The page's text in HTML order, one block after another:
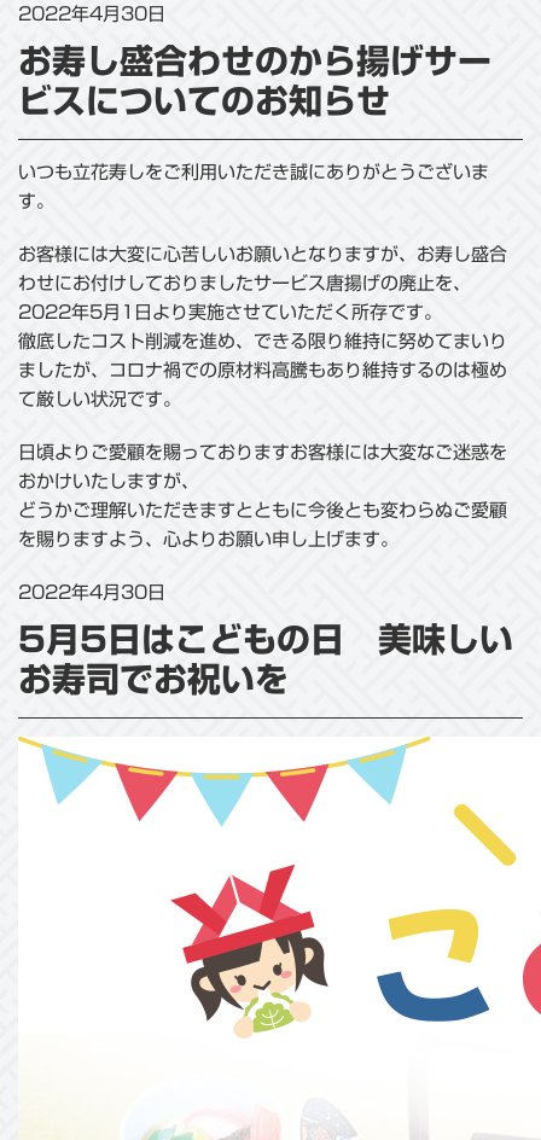
2022年4月30日
お寿し盛合わせのから揚げサー
ビスについてのお知らせ
いつも立花寿しをご利用いただき誠にありがとうございま
す。
お客様には大変に心苦しいお願いとなりますが、お寿し盛合
わせにお付けしておりましたサービス唐揚げの廃止を、
2022年5月1日より実施させていただく所存です。
徹底したコスト削減を進め、できる限り維持に努めてまいり
ましたが、コロナ禍での原材料高騰もあり維持するのは極め
て厳しい状況です。
日頃よりご愛顧を賜っておりますお客様には大変なご迷惑を
おかけいたしますが、
どうかご理解いただきますとともに今後とも変わらぬご愛顧
を賜りますよう、心よりお願い申し上げます。
2022年4月30日
5月5日はこどもの日 美味しい
お寿司でお祝いを